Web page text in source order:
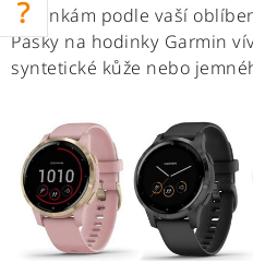
hodinkám podle vaší
Pásky na hodinky Garmin
syntetické kůže nebo